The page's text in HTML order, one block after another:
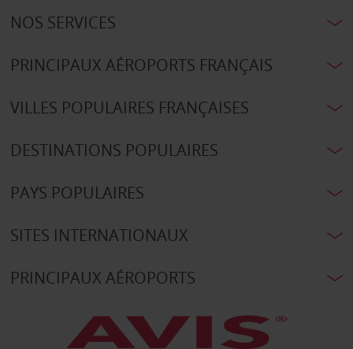
NOS SERVICES
PRINCIPAUX AÉROPORTS FRANÇAIS
VILLES POPULAIRES FRANÇAISES
DESTINATIONS POPULAIRES
PAYS POPULAIRES
SITES INTERNATIONAUX
PRINCIPAUX AÉROPORTS